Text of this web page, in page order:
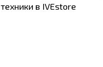
техники в IVEstore